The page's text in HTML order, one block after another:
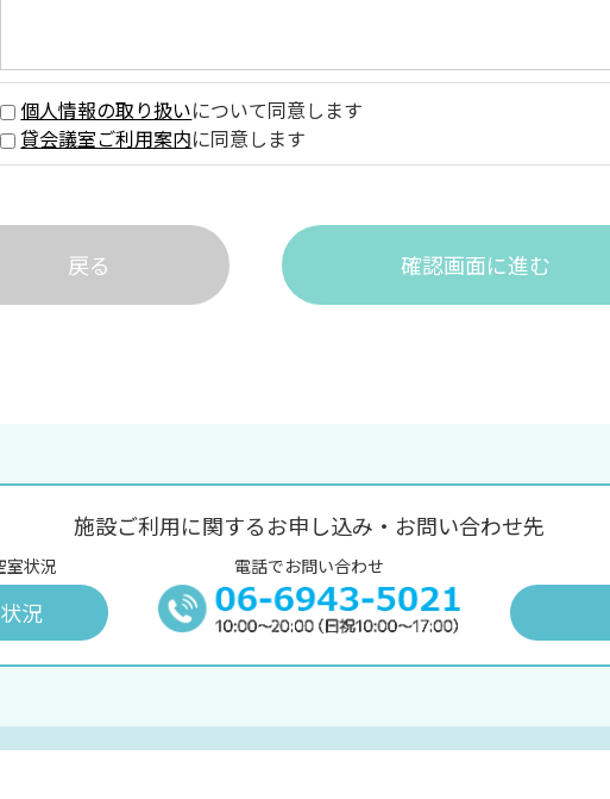
個人情報の取り扱いについて同意します
貸会議室ご利用案内に同意します
戻る 確認画面に進む
施設ご利用に関するお申し込み・お問い合わせ先
室状況
況
電話でお問い合わせ